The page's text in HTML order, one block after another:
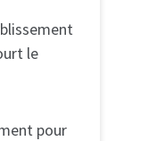
le
pour